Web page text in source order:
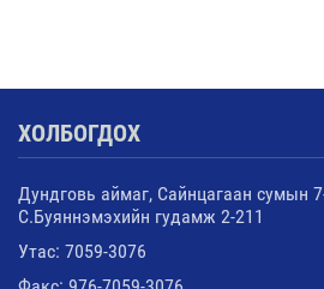
ХОЛБОГДОХ
Дундговь аймаг, Сайнцагаан сумын
С.Буяннэмэхийн гудамж 2-211
Утас: 7059-3076